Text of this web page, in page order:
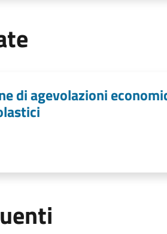
di agevolazioni